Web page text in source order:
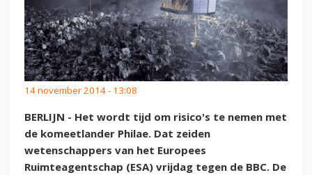
14 november 2014 - 13:08
BERLIJN - Het wordt tijd om risico's te nemen met
de komeetlander Philae. Dat zeiden
wetenschappers van het Europees
Ruimteagentschap (ESA) vrijdag tegen de BBC. De